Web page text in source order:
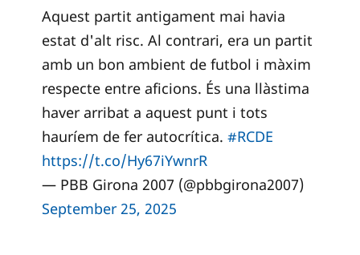
Aquest partit antigament mai havia
estat d'alt risc. Al contrari, era un partit
amb un bon ambient de futbol i màxim
respecte entre aficions. És una llàstima
haver arribat a aquest punt i tots
hauríem de fer autocrítica. #RCDE
https://t.co/Hy67iYwnrR
— PBB Girona 2007 (@pbbgirona2007)
September 25, 2025